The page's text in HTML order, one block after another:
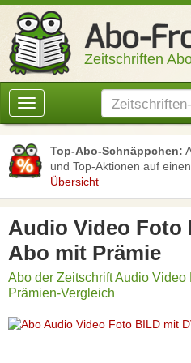
Zeitschriften
Toggle
navigation
Top-Abo-Schnäppchen:
und Top-Aktionen auf
Übersicht
Audio Video Foto
Abo mit Prämie
Abo der Zeitschrift Audio
Prämien-Vergleich